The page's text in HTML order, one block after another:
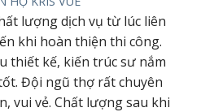
lượng dịch vụ từ lúc liên
khi hoàn thiện thi công.
thiết kế, kiến trúc sư nắm
Đội ngũ thợ rất chuyên
vui vẻ. Chất lượng sau khi